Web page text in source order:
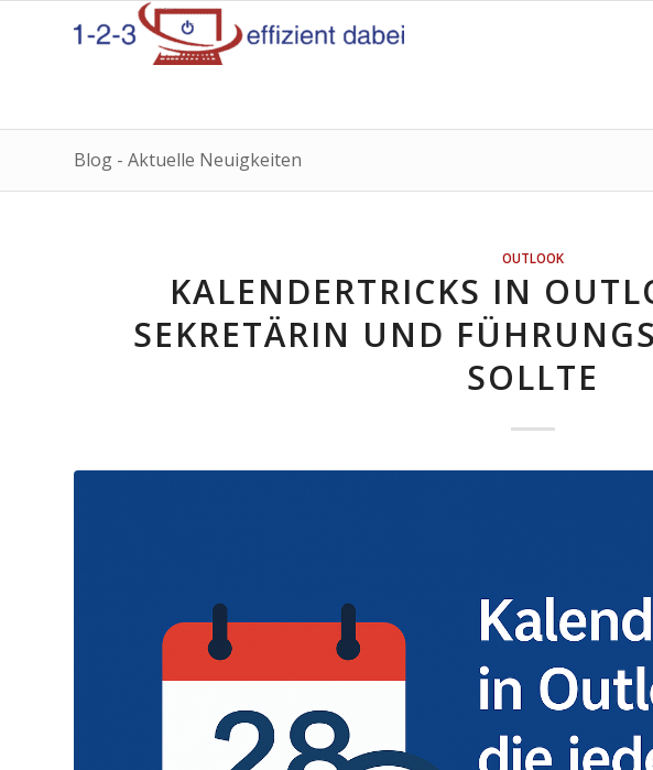
Blog - Aktuelle Neuigkeiten
OUTLOOK
KALENDERTRICKS IN
SEKRETÄRIN UND
SOLLTE